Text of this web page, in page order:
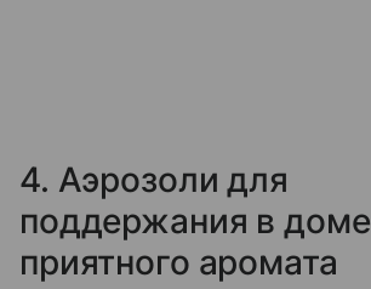
4. Аэрозоли для
поддержания в доме
приятного аромата